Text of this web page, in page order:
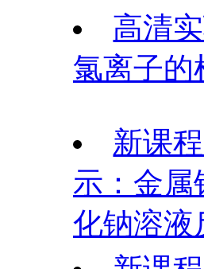
高清
氯离子的
新课
示：金属
化钠溶液